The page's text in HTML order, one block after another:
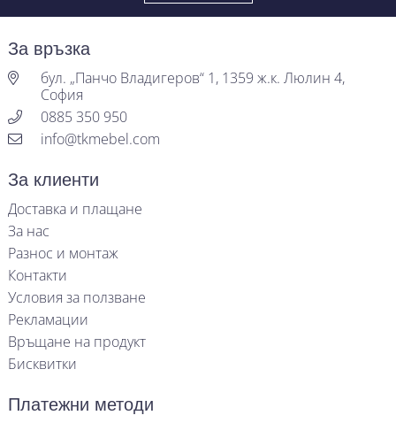
За връзка
бул. „Панчо Владигеров“ 1, 1359 ж.к. Люлин 4,
София
0885 350 950
info@tkmebel.com
За клиенти
Доставка и плащане
За нас
Разнос и монтаж
Контакти
Условия за ползване
Рекламации
Връщане на продукт
Бисквитки
Платежни методи